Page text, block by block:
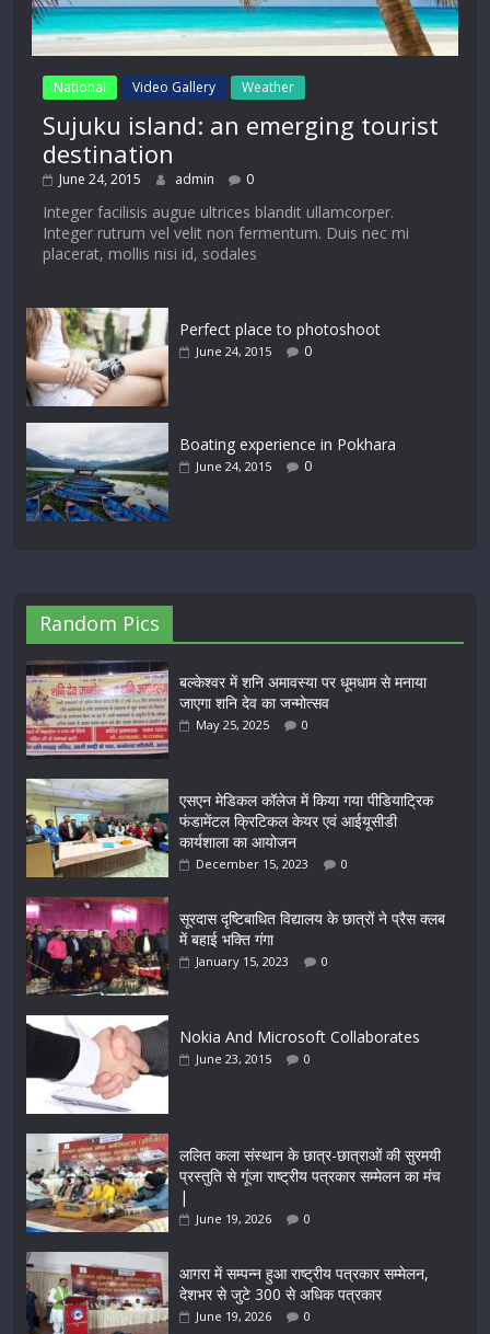
National Video Gallery Weather
Sujuku island: an emerging tourist
destination
June 24, 2015 admin 0
Integer facilisis augue ultrices blandit ullamcorper.
Integer rutrum vel velit non fermentum. Duis nec mi
placerat, mollis nisi id, sodales
Perfect place to photoshoot
June 24, 2015 0
Boating experience in Pokhara
June 24, 2015 0
Random Pics
बल्केश्वर में शनि अमावस्या पर धूमधाम से मनाया
जाएगा शनि देव का जन्मोत्सव
May 25, 2025 0
एसएन मेडिकल कॉलेज में किया गया पीडियाट्रिक
फंडामेंटल क्रिटिकल केयर एवं आईयूसीडी
कार्यशाला का आयोजन
December 15, 2023 0
सूरदास दृष्टिबाधित विद्यालय के छात्रों ने प्रैस क्लब
में बहाई भक्ति गंगा
January 15, 2023 0
Nokia And Microsoft Collaborates
June 23, 2015 0
ललित कला संस्थान के छात्र-छात्राओं की सुरमयी
प्रस्तुति से गूंजा राष्ट्रीय पत्रकार सम्मेलन का मंच
|
June 19, 2026 0
आगरा में सम्पन्न हुआ राष्ट्रीय पत्रकार सम्मेलन,
देशभर से जुटे 300 से अधिक पत्रकार
June 19, 2026 0